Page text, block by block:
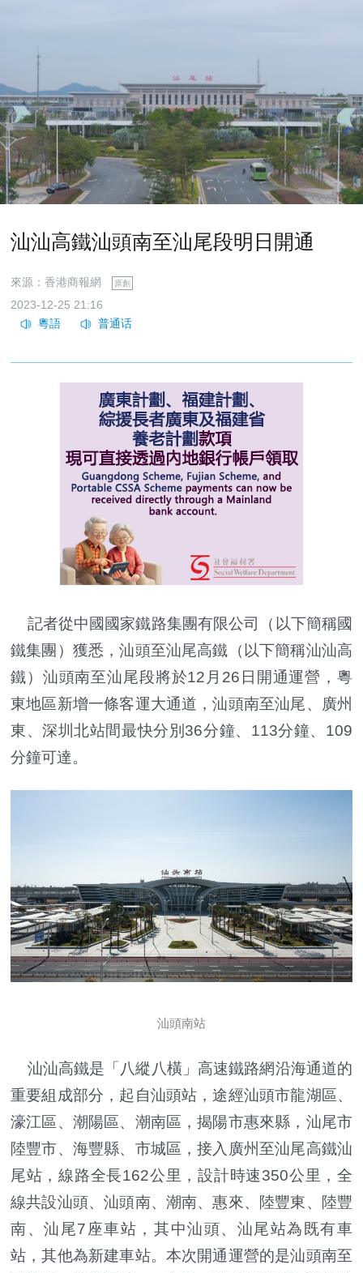
汕汕高鐵汕頭南至汕尾段明日開通
來源：香港商報網 原創
2023-12-25 21:16
記者從中國國家鐵路集團有限公司（以下簡稱國
鐵集團）獲悉，汕頭至汕尾高鐵（以下簡稱汕汕高
鐵）汕頭南至汕尾段將於12月26日開通運營，粵
東地區新增一條客運大通道，汕頭南至汕尾、廣州
東、深圳北站間最快分別36分鐘、113分鐘、109
分鐘可達。
汕頭南站
汕汕高鐵是「八縱八橫」高速鐵路網沿海通道的
重要組成部分，起自汕頭站，途經汕頭市龍湖區、
濠江區、潮陽區、潮南區，揭陽市惠來縣，汕尾市
陸豐市、海豐縣、市城區，接入廣州至汕尾高鐵汕
尾站，線路全長162公里，設計時速350公里，全
線共設汕頭、汕頭南、潮南、惠來、陸豐東、陸豐
南、汕尾7座車站，其中汕頭、汕尾站為既有車
站，其他為新建車站。本次開通運營的是汕頭南至